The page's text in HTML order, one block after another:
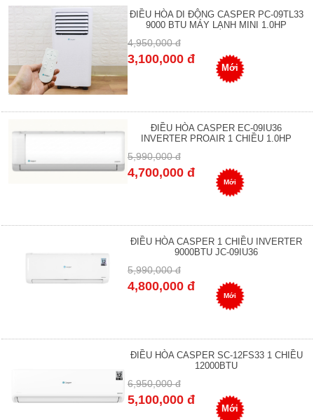
ĐIỀU HÒA DI ĐỘNG CASPER PC-09TL33
9000 BTU MÁY LẠNH MINI 1.0HP
4,950,000 đ
3,100,000 đ
Mới
ĐIỀU HÒA CASPER EC-09IU36
INVERTER PROAIR 1 CHIỀU 1.0HP
5,990,000 đ
4,700,000 đ
Mới
ĐIỀU HÒA CASPER 1 CHIỀU INVERTER
9000BTU JC-09IU36
5,990,000 đ
4,800,000 đ
Mới
ĐIỀU HÒA CASPER SC-12FS33 1 CHIỀU
12000BTU
6,950,000 đ
5,100,000 đ
Mới